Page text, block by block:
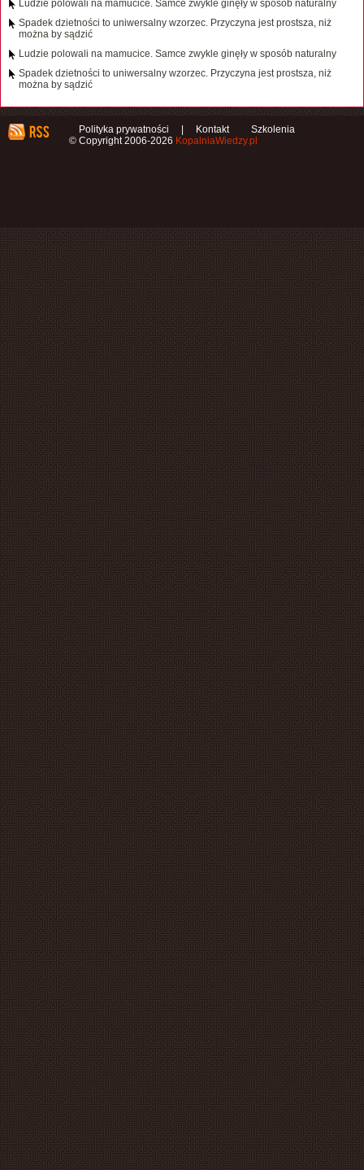
Ludzie polowali na mamucice. Samce zwykle ginęły w sposób naturalny
Spadek dzietności to uniwersalny wzorzec. Przyczyna jest prostsza, niż
można by sądzić
Ludzie polowali na mamucice. Samce zwykle ginęły w sposób naturalny
Spadek dzietności to uniwersalny wzorzec. Przyczyna jest prostsza, niż
można by sądzić
Polityka prywatności Kontakt
Szkolenia
© Copyright 2006-2026 KopalniaWiedzy.pl